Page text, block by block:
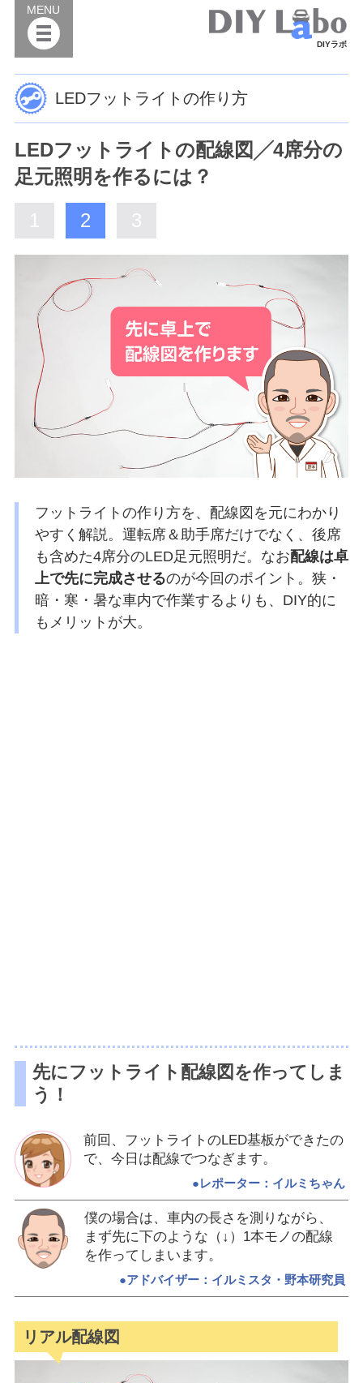
DIYラボ
MENU
LEDフットライトの作り方
LEDフットライトの配線図╱4席分の
足元照明を作るには？
1
2 3
フットライトの作り方を、配線図を元にわかり
やすく解説。運転席＆助手席だけでなく、後席
も含めた4席分のLED足元照明だ。なお配線は卓
上で先に完成させるのが今回のポイント。狭・
暗・寒・暑な車内で作業するよりも、DIY的に
もメリットが大。
先にフットライト配線図を作ってしま
う！
前回、フットライトのLED基板ができたの
で、今日は配線でつなぎます。
●レポーター：イルミちゃん
僕の場合は、車内の長さを測りながら、
まず先に下のような（↓）1本モノの配線
を作ってしまいます。
●アドバイザー：イルミスタ・野本研究員
リアル配線図